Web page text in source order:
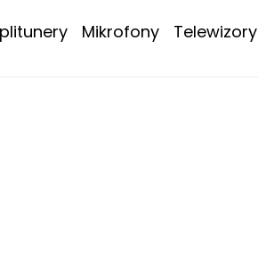
Mikrofony Telewizory